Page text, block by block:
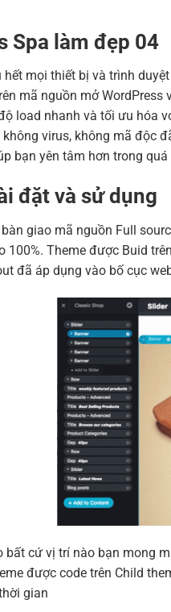
Spa làm đẹp 04
mọi thiết bị và trình
mã nguồn mở
load nhanh và tối ưu hóa
virus, không mã độc
bạn yên tâm hơn trong
đặt và sử dụng
giao mã nguồn Full
100%. Theme được Buid
đã áp dụng vào bố cục
bất cứ vị trí nào bạn mong
được code trên Child
gian